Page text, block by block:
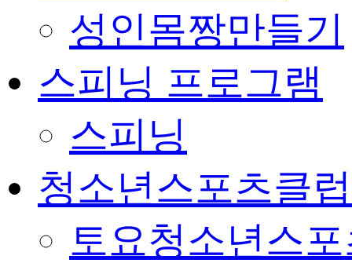
성인몸짱만들기
스피닝 프로그램
스피닝
청소년스포츠클
토요청소년스